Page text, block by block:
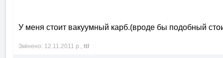
У меня стоит вакуумный карб.(вроде бы подобный
Змінено: 12.11.2011 р., ttl